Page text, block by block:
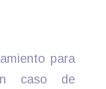
para
caso de